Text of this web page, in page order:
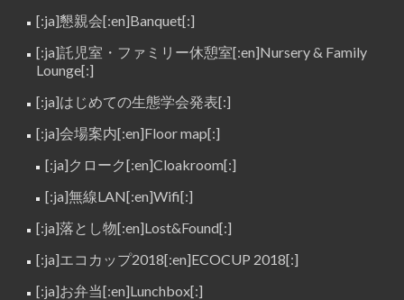
[:ja]懇親会[:en]Banquet[:]
[:ja]託児室・ファミリー休憩室[:en]Nursery & Family
Lounge[:]
[:ja]はじめての生態学会発表[:]
[:ja]会場案内[:en]Floor map[:]
[:ja]クローク[:en]Cloakroom[:]
[:ja]無線LAN[:en]Wifi[:]
[:ja]落とし物[:en]Lost&Found[:]
[:ja]エコカップ2018[:en]ECOCUP 2018[:]
[:ja]お弁当[:en]Lunchbox[:]